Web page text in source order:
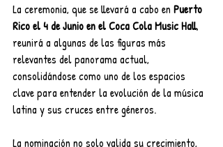
La ceremonia, que se llevará a cabo en Puerto
Rico el 4 de Junio en el Coca Cola Music Hall,
reunirá a algunas de las figuras más
relevantes del panorama actual,
consolidándose como uno de los espacios
clave para entender la evolución de la música
latina y sus cruces entre géneros.
La nominación no solo valida su crecimiento,